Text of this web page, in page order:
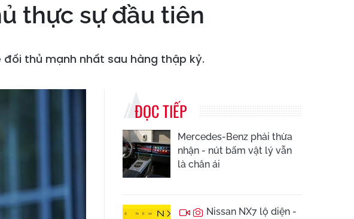
thực sự đầu tiên
đối thủ mạnh nhất sau hàng thập kỷ.
ĐỌC TIẾP
Mercedes-Benz phải thừa
nhận - nút bấm vật lý vẫn
là chân ái
Nissan NX7 lộ diện -